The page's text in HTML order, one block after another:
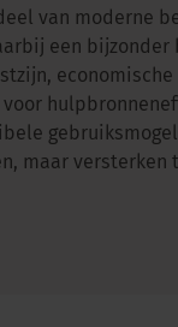
van moderne
een bijzonder
maar versterken